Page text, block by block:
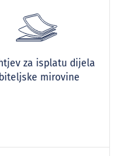
za isplatu dijela
mirovine